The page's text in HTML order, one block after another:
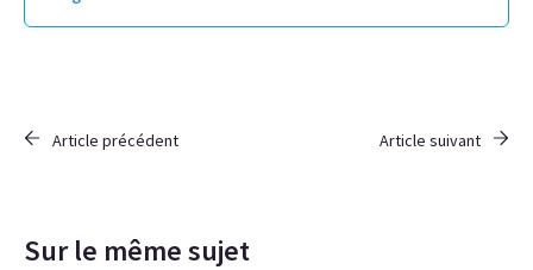
Article précédent Article suivant
Sur le même sujet